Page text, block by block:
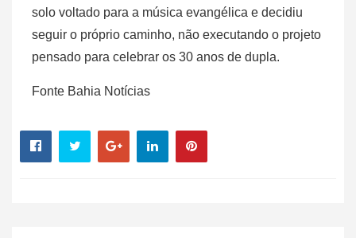
solo voltado para a música evangélica e decidiu
seguir o próprio caminho, não executando o projeto
pensado para celebrar os 30 anos de dupla.
Fonte Bahia Notícias